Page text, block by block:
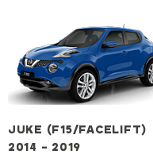
JUKE (F15/FACELIFT)
2014 - 2019